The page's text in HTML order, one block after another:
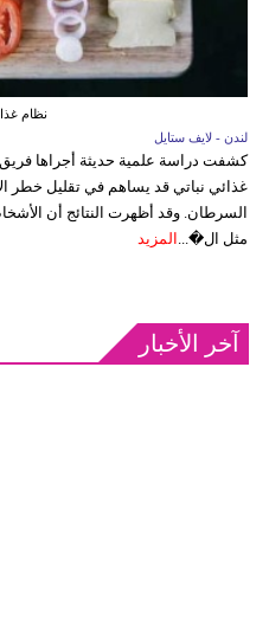
نظام
لندن - لايف ستايل
كشفت دراسة علمية حديثة أجراها فريق
غذائي نباتي قد يساهم في تقليل خطر
السرطان. وقد أظهرت النتائج أن
مثل ال�...
المزيد
آخر الأخبار